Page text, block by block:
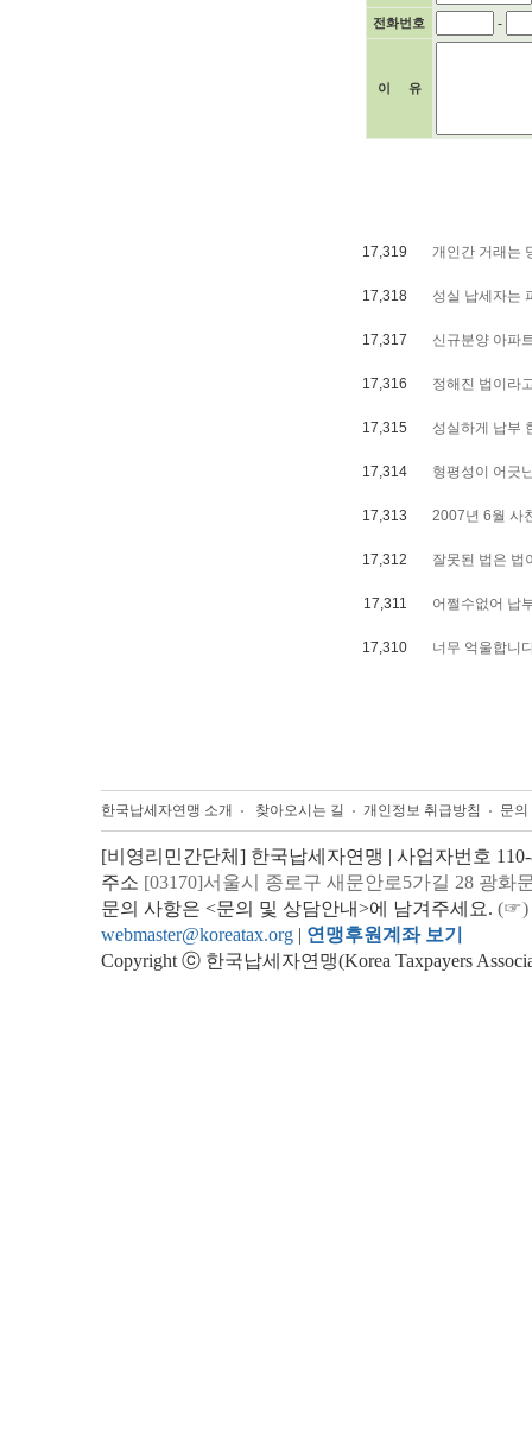
전화번호 -
이 유
17,319 개인간 거래는
17,318 성실 납세자는
17,317 신규분양 아파
17,316 정해진 법이라
17,315 성실하게 납부
17,314 형평성이 어긋
17,313 2007년 6월 사
17,312 잘못된 법은 법
17,311 어쩔수없어 납
17,310 너무 억울합니
한국납세자연맹 소개 찾아오시는 길 개인정보 취급방침 문
[비영리민간단체] 한국납세자연맹 | 사업자번호
주소 [03170]서울시 종로구 새문안로5가길 28 광화
문의 사항은 <문의 및 상담안내>에 남겨주세요. (☞)
webmaster@koreatax.org | 연맹후원계좌 보기
Copyright ⓒ 한국납세자연맹(Korea Taxpayers